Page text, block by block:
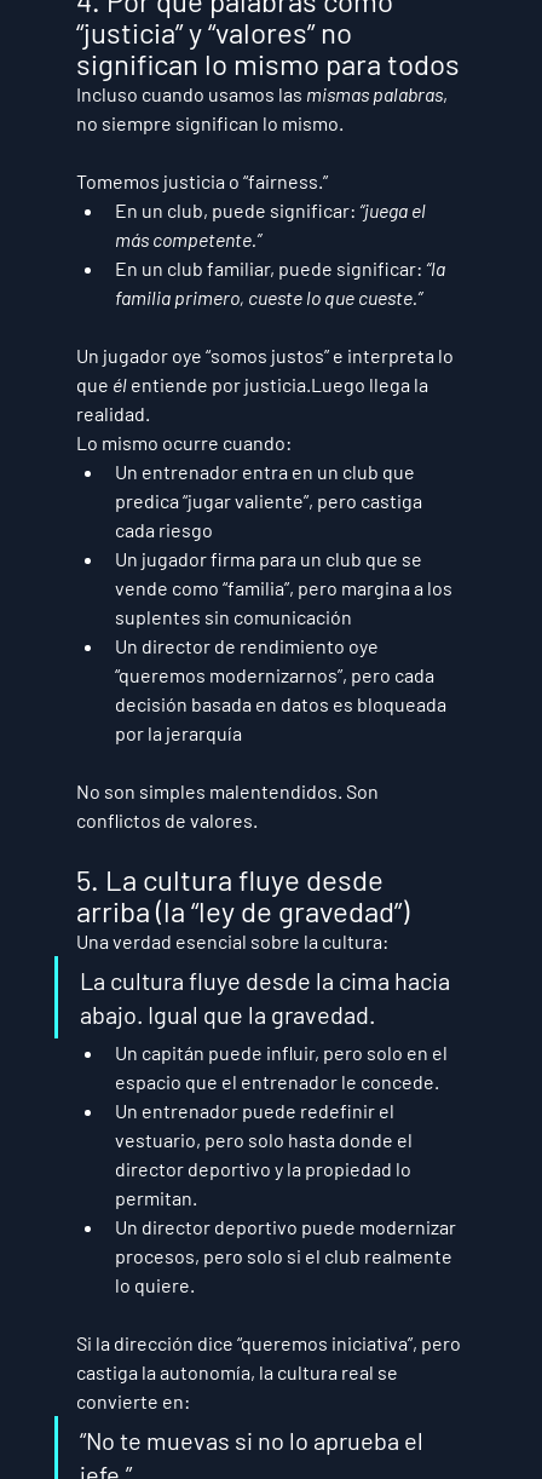
“justicia” y “valores” no
significan lo mismo para todos
Incluso cuando usamos las mismas palabras,
no siempre significan lo mismo.
Tomemos justicia o “fairness.”
En un club, puede significar: “juega el
más competente.”
En un club familiar, puede significar: “la
familia primero, cueste lo que cueste.”
Un jugador oye “somos justos” e interpreta lo
que él entiende por justicia.Luego llega la
realidad.
Lo mismo ocurre cuando:
Un entrenador entra en un club que
predica “jugar valiente”, pero castiga
cada riesgo
Un jugador firma para un club que se
vende como “familia”, pero margina a los
suplentes sin comunicación
Un director de rendimiento oye
“queremos modernizarnos”, pero cada
decisión basada en datos es bloqueada
por la jerarquía
No son simples malentendidos. Son
conflictos de valores.
5. La cultura fluye desde
arriba (la “ley de gravedad”)
Una verdad esencial sobre la cultura:
La cultura fluye desde la cima hacia
abajo. Igual que la gravedad.
Un capitán puede influir, pero solo en el
espacio que el entrenador le concede.
Un entrenador puede redefinir el
vestuario, pero solo hasta donde el
director deportivo y la propiedad lo
permitan.
Un director deportivo puede modernizar
procesos, pero solo si el club realmente
lo quiere.
Si la dirección dice “queremos iniciativa”, pero
castiga la autonomía, la cultura real se
convierte en:
“No te muevas si no lo aprueba el